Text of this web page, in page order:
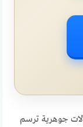
جوهرية ترسم